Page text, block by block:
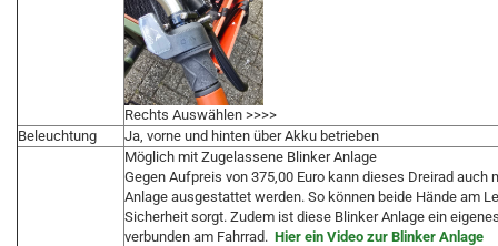
Rechts Auswählen >>>>
Beleuchtung
Ja, vorne und hinten über Akku betrieben
Möglich mit Zugelassene Blinker Anlage
Gegen Aufpreis von 375,00 Euro kann dieses Dreirad
Anlage ausgestattet werden. So können beide Hände am
Sicherheit sorgt. Zudem ist diese Blinker Anlage ein
verbunden am Fahrrad. Hier ein Video zur Blinker Anlage